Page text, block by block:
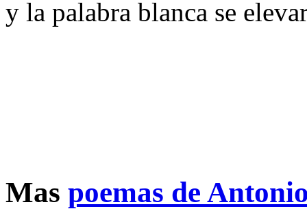
y la palabra blanca se
Mas poemas de